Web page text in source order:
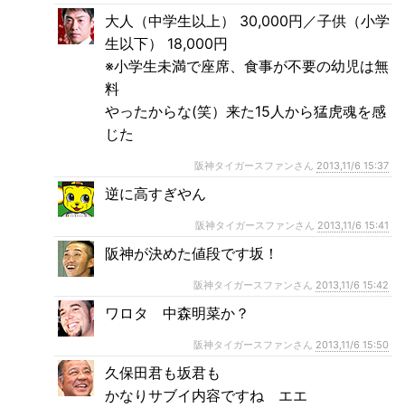
大人（中学生以上） 30,000円／子供（小学
生以下） 18,000円
※小学生未満で座席、食事が不要の幼児は無
料
やったからな(笑）来た15人から猛虎魂を感
じた
阪神タイガースファンさん 2013,11/6 15:37
逆に高すぎやん
阪神タイガースファンさん 2013,11/6 15:41
阪神が決めた値段です坂！
阪神タイガースファンさん 2013,11/6 15:42
ワロタ 中森明菜か？
阪神タイガースファンさん 2013,11/6 15:50
久保田君も坂君も
かなりサブイ内容ですね エエ